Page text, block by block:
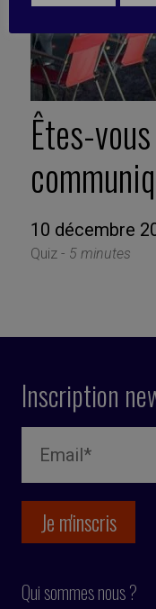
Êtes-
10 décembre
Quiz - 5 minutes
Inscription
Qui sommes nous ?